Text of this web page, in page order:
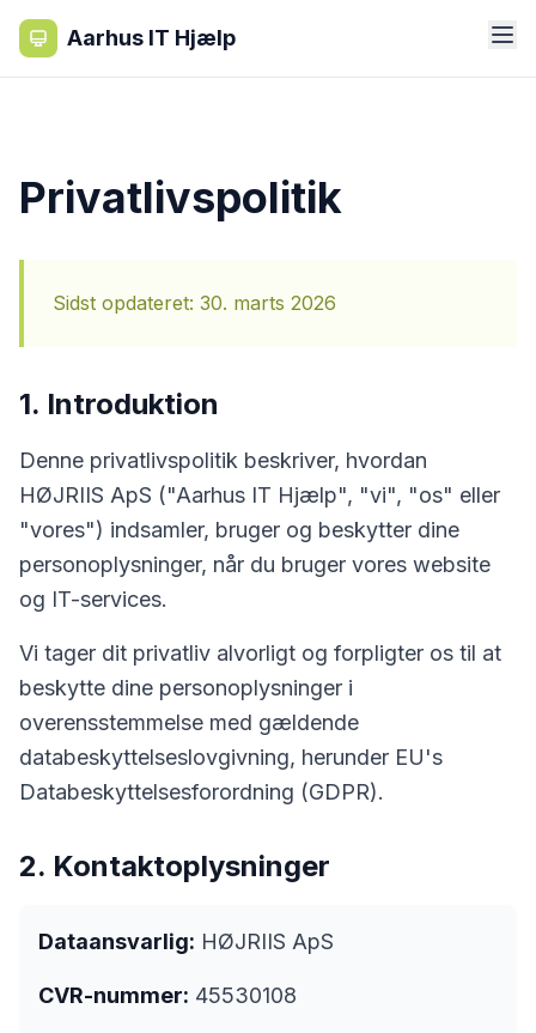
Aarhus IT Hjælp
Privatlivspolitik
Sidst opdateret: 30. marts 2026
1. Introduktion
Denne privatlivspolitik beskriver, hvordan
HØJRIIS ApS ("Aarhus IT Hjælp", "vi", "os" eller
"vores") indsamler, bruger og beskytter dine
personoplysninger, når du bruger vores website
og IT-services.
Vi tager dit privatliv alvorligt og forpligter os til at
beskytte dine personoplysninger i
overensstemmelse med gældende
databeskyttelseslovgivning, herunder EU's
Databeskyttelsesforordning (GDPR).
2. Kontaktoplysninger
Dataansvarlig: HØJRIIS ApS
CVR-nummer: 45530108